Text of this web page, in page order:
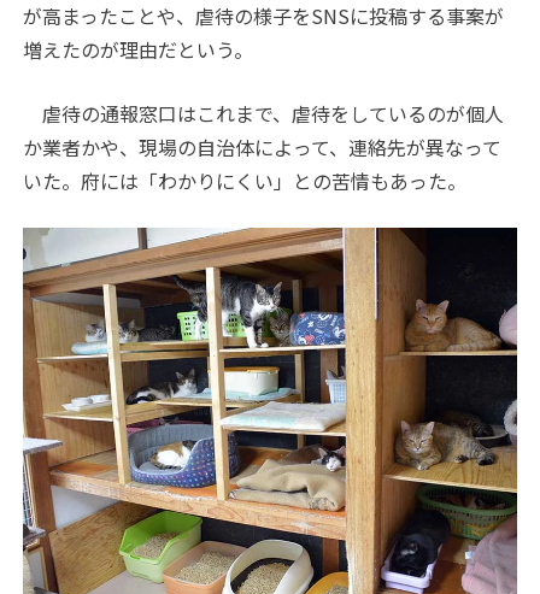
が高まったことや、虐待の様子をSNSに投稿する事案が
増えたのが理由だという。
虐待の通報窓口はこれまで、虐待をしているのが個人
か業者かや、現場の自治体によって、連絡先が異なって
いた。府には「わかりにくい」との苦情もあった。